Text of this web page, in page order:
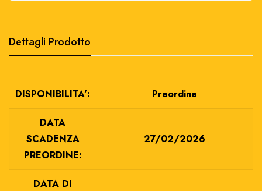
Dettagli Prodotto
DISPONIBILITA’: Preordine
DATA
SCADENZA
PREORDINE:
27/02/2026
DATA DI